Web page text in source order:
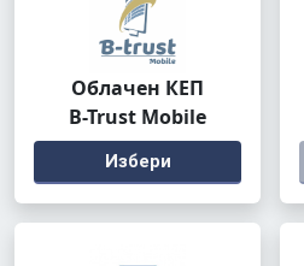
Облачен КЕП
B-Trust Mobile
Избери